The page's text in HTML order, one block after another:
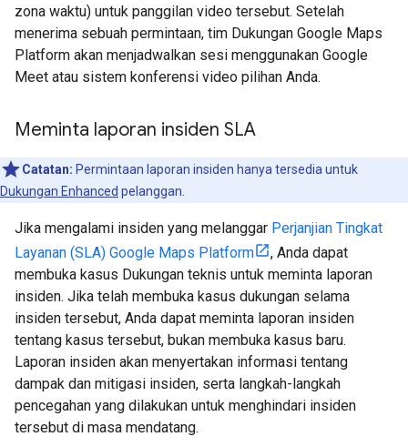
zona waktu) untuk panggilan video tersebut. Setelah
menerima sebuah permintaan, tim Dukungan Google Maps
Platform akan menjadwalkan sesi menggunakan Google
Meet atau sistem konferensi video pilihan Anda.
Meminta laporan insiden SLA
Catatan: Permintaan laporan insiden hanya tersedia untuk
Dukungan Enhanced pelanggan.
Jika mengalami insiden yang melanggar Perjanjian Tingkat
Layanan (SLA) Google Maps Platform
, Anda dapat
membuka kasus Dukungan teknis untuk meminta laporan
insiden. Jika telah membuka kasus dukungan selama
insiden tersebut, Anda dapat meminta laporan insiden
tentang kasus tersebut, bukan membuka kasus baru.
Laporan insiden akan menyertakan informasi tentang
dampak dan mitigasi insiden, serta langkah-langkah
pencegahan yang dilakukan untuk menghindari insiden
tersebut di masa mendatang.